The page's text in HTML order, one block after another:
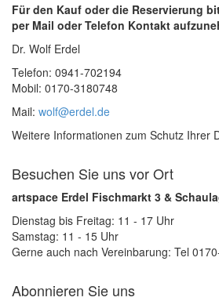
Für den Kauf oder die Reservierung
per Mail oder Telefon Kontakt
Dr. Wolf Erdel
Telefon: 0941-702194
Mobil: 0170-3180748
Mail: wolf@erdel.de
Weitere Informationen zum Schutz Ihrer
Besuchen Sie uns vor Ort
artspace Erdel Fischmarkt 3 &
Dienstag bis Freitag: 11 - 17 Uhr
Samstag: 11 - 15 Uhr
Gerne auch nach Vereinbarung: Tel
Abonnieren Sie uns